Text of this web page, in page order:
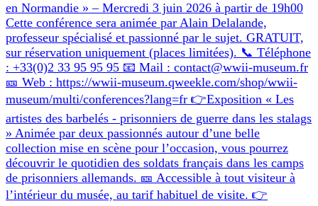
en Normandie » – Mercredi 3 juin 2026 à partir de 19h00
Cette conférence sera animée par Alain Delalande,
professeur spécialisé et passionné par le sujet. GRATUIT,
sur réservation uniquement (places limitées). 📞 Téléphone
: +33(0)2 33 95 95 95 📧 Mail : contact@wwii-museum.fr
🎫 Web : https://wwii-museum.qweekle.com/shop/wwii-
museum/multi/conferences?lang=fr 👉Exposition « Les
artistes des barbelés - prisonniers de guerre dans les stalags
» Animée par deux passionnés autour d’une belle
collection mise en scène pour l’occasion, vous pourrez
découvrir le quotidien des soldats français dans les camps
de prisonniers allemands. 🎫 Accessible à tout visiteur à
l’intérieur du musée, au tarif habituel de visite. 👉